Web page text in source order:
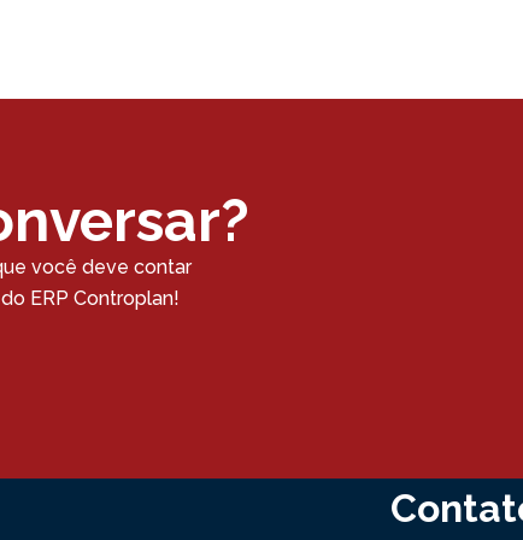
você deve contar
ERP Controplan!